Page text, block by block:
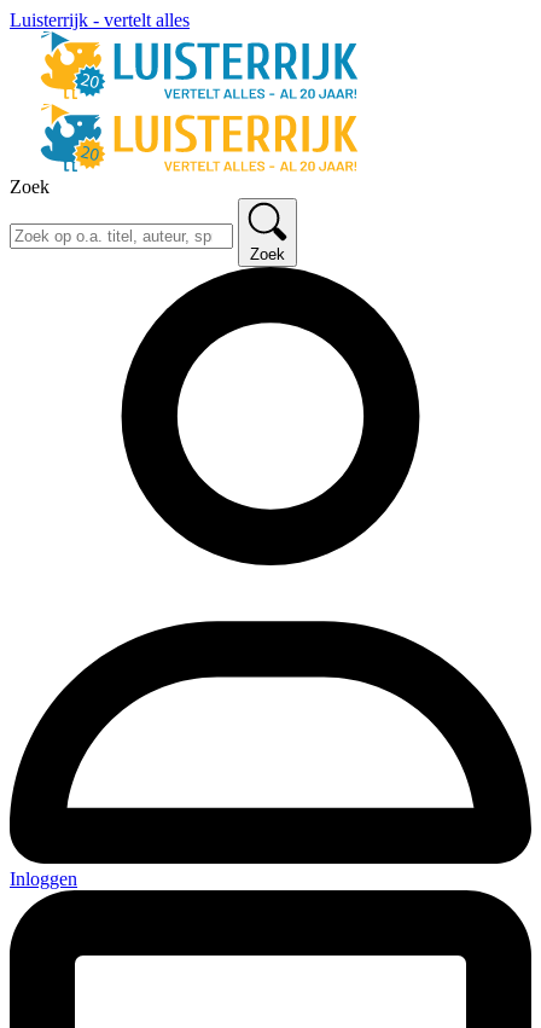
Luisterrijk - vertelt alles
Zoek
Zoek
Inloggen